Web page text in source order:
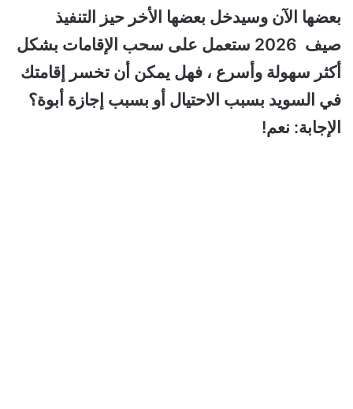
بعضها الآن وسيدخل بعضها الأخر حيز التنفيذ
صيف 2026 ستعمل على سحب الإقامات بشكل
أكثر سهولة وأسرع ، فهل يمكن أن تخسر إقامتك
في السويد بسبب الاحتيال أو بسبب إجازة أبوة؟
الإجابة: نعم!